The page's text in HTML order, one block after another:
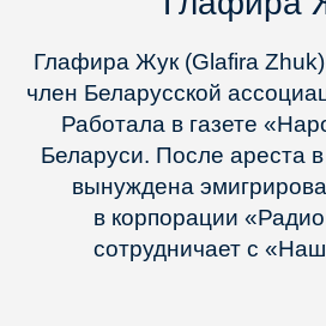
Глафира Жук (Glafira
член Беларусской
Работала в газете
Беларуси. После ареста
вынуждена
в корпорации
сотрудничает с